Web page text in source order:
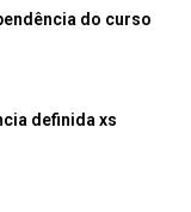
do curso
definida xs